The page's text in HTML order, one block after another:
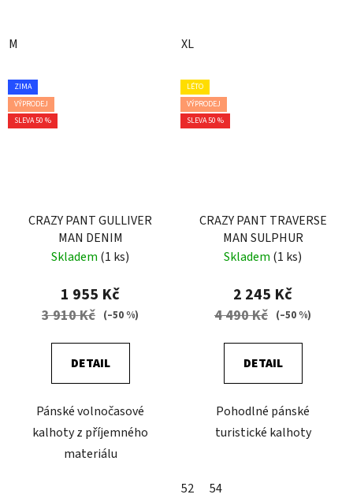
M XL
ZIMA
VÝPRODEJ
SLEVA 50 %
CRAZY PANT GULLIVER
MAN DENIM
Skladem (1 ks)
1 955 Kč
3 910 Kč (–50 %)
DETAIL
Pánské volnočasové
kalhoty z příjemného
materiálu
LÉTO
VÝPRODEJ
SLEVA 50 %
CRAZY PANT TRAVERSE
MAN SULPHUR
Skladem (1 ks)
2 245 Kč
4 490 Kč (–50 %)
DETAIL
Pohodlné pánské
turistické kalhoty
52 54